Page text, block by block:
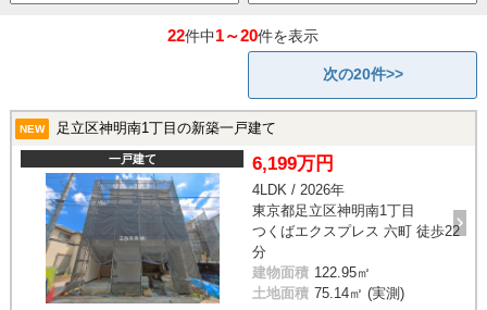
22件中1～20件を表示
次の20件>>
NEW 足立区神明南1丁目の新築一戸建て
一戸建て 6,199万円
4LDK / 2026年
東京都足立区神明南1丁目
つくばエクスプレス 六町 徒歩22
分
建物面積 122.95㎡
土地面積 75.14㎡ (実測)